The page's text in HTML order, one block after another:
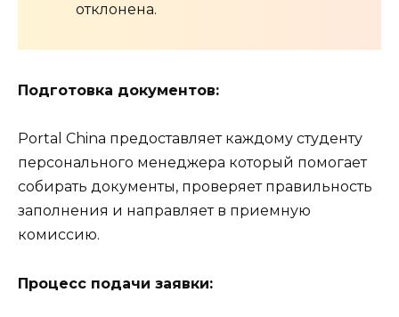
отклонена.
Подготовка документов:
Portal China предоставляет каждому студенту
персонального менеджера который помогает
собирать документы, проверяет правильность
заполнения и направляет в приемную
комиссию.
Процесс подачи заявки: